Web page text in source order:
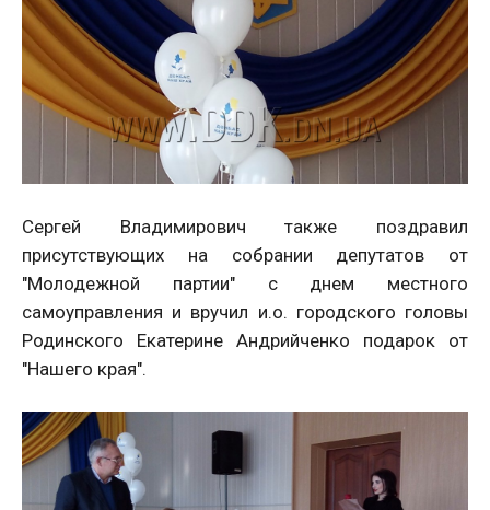
Сергей Владимирович также поздравил
присутствующих на собрании депутатов от
"Молодежной партии" с днем местного
самоуправления и вручил и.о. городского головы
Родинского Екатерине Андрийченко подарок от
"Нашего края".